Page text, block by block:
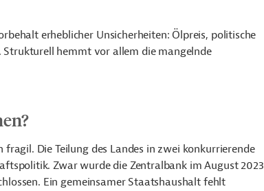
erheblicher Unsicherheiten: Ölpreis, politische
hemmt vor allem die mangelnde
Die Teilung des Landes in zwei konkurrierende
Zwar wurde die Zentralbank im August 2023
Ein gemeinsamer Staatshaushalt fehlt